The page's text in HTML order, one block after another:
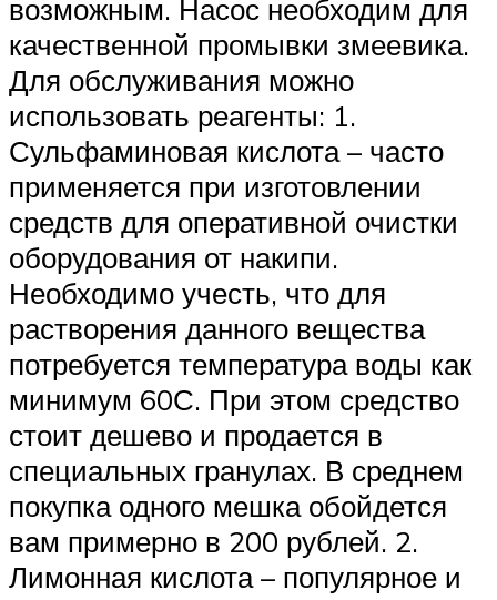
возможным. Насос необходим для
качественной промывки змеевика.
Для обслуживания можно
использовать реагенты: 1.
Сульфаминовая кислота – часто
применяется при изготовлении
средств для оперативной очистки
оборудования от накипи.
Необходимо учесть, что для
растворения данного вещества
потребуется температура воды как
минимум 60С. При этом средство
стоит дешево и продается в
специальных гранулах. В среднем
покупка одного мешка обойдется
вам примерно в 200 рублей. 2.
Лимонная кислота – популярное и